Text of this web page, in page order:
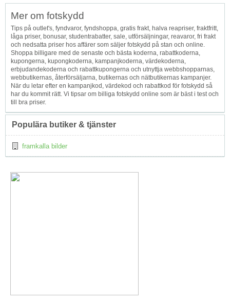
Topp
Mer om fotskydd
Tips på outlet's, fyndvaror, fyndshoppa, gratis frakt, halva reapriser, fraktfritt,
låga priser, bonusar, studentrabatter, sale, utförsäljningar, reavaror, fri frakt
och nedsatta priser hos affärer som säljer fotskydd på stan och online.
Shoppa billigare med de senaste och bästa koderna, rabattkoderna,
kupongerna, kupongkoderna, kampanjkoderna, värdekoderna,
erbjudandekoderna och rabattkupongerna och utnyttja webbshopparnas,
webbutikernas, återförsäljarna, butikernas och nätbutikernas kampanjer.
När du letar efter en kampanjkod, värdekod och rabattkod för fotskydd så
har du kommit rätt. Vi tipsar om billiga fotskydd online som är bäst i test och
till bra priser.
Populära butiker & tjänster
framkalla bilder